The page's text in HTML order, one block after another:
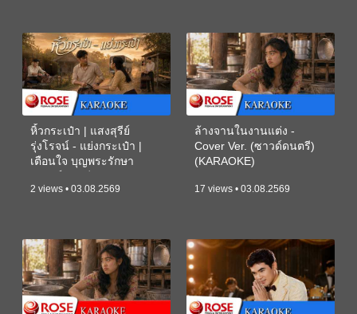
หิ้วกระเป๋า | แสงสุรีย์
รุ่งโรจน์ - แย่งกระเป๋า |
เตือนใจ บุญพระรักษา
2 views • 03.08.2569
ล้างจานในงานแต่ง -
Cover Ver. (ซาวด์ดนตรี)
(KARAOKE)
17 views • 03.08.2569